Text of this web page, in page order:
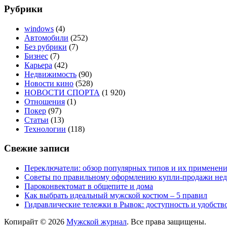
Рубрики
windows (4)
Автомобили (252)
Без рубрики (7)
Бизнес (7)
Карьера (42)
Недвижимость (90)
Новости кино (528)
НОВОСТИ СПОРТА (1 920)
Отношения (1)
Покер (97)
Статьи (13)
Технологии (118)
Свежие записи
Переключатели: обзор популярных типов и их
Советы по правильному оформлению купли-продажи
Пароконвектомат в общепите и дома
Как выбрать идеальный мужской костюм – 5 правил
Гидравлические тележки в Рывок: доступность и
Копирайт © 2026 Мужской журнал. Все права защищены.